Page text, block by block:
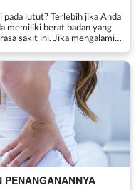
lutut? Terlebih jika Anda
memiliki berat badan yang
sakit ini. Jika mengalami
PENANGANANNYA